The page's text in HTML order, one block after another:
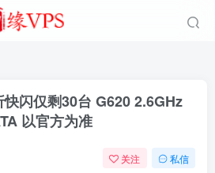
闪仅剩30台 G620 2.6GHz
以官方为准
关注 私信